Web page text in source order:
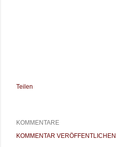
Teilen
KOMMENTARE
KOMMENTAR VERÖFFENTLICHEN